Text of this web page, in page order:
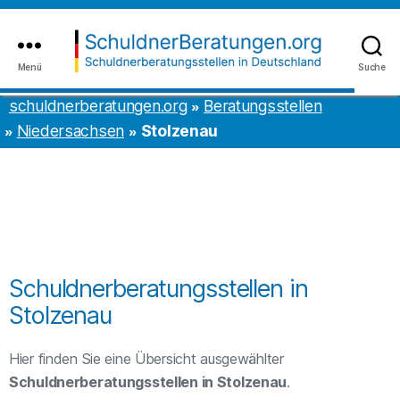
Inhalt
springen
to
the
content
Suche
schuldnerberatungen.org
Menü
schuldnerberatungen.org
Beratungsstellen
Niedersachsen
Stolzenau
Schuldnerberatungsstellen in
Stolzenau
Hier finden Sie eine Übersicht ausgewählter
Schuldnerberatungsstellen in Stolzenau.